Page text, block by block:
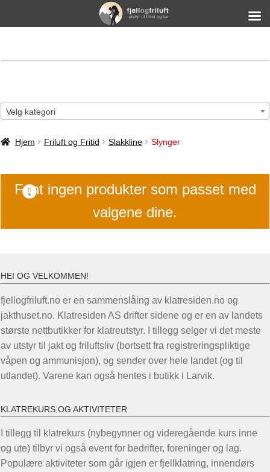
Velg kategori
Hjem Friluft og Fritid Slakkline Slynger
Fant ingen produkter som passet med
valgene dine.
HEI OG VELKOMMEN!
fjellogfriluft.no er en sammenslåing av klatresiden.no og
jakthuset.no. Klatresiden AS drifter sidene og er en av landets
største nettbutikker for klatreutstyr. I tillegg selger vi det meste
av utstyr til jakt og friluftsliv (bortsett fra registreringspliktige
våpen og ammunisjon), og sender over hele landet (og til
utlandet). Varene kan også hentes i butikk i Larvik.
KLATREKURS OG AKTIVITETER
I tillegg til klatrekurs (nybegynner og videregående kurs inne
og ute) tilbyr vi også event for bedrifter, foreninger og lag.
Populære aktiviteter som går igjen er fjellklatring, innendørs